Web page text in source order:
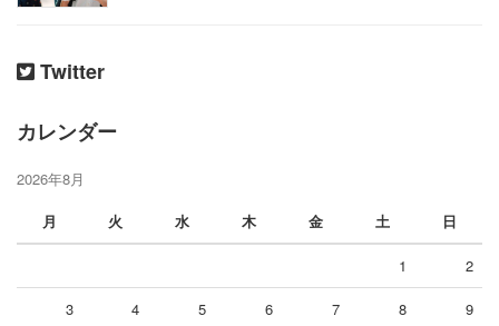
Twitter
カレンダー
2026年8月
月
火 水 木 金 土 日
1 2
3 4 5 6 7 8 9